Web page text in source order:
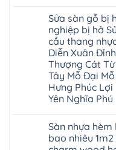
Ninh
hưng
yên
Lâm
Thao
Tam
Nông
hải
phòng
Thanh
Thủy
Tân
Bắc
Ninh
Gia
Lâm
Hà
Nam
Hà
Nội
Hưng
Yên
Đông
Anh
Nam
Định
Sóc
thanh
oai
ứng
hòa
long
biên
sài
gòn
đông
anh
sóc
sơn
đà
nẵng
thanh
Nội
Sửa
sàn
nhựa
giả
gỗ
Sửa
mặt
bậc
cầu
thang
nhựa
nhựa
composite
Phúc
Thọ
bình
luận
ở
Sửa
chữa
sàn
gỗ
tại
Hà
Nội
Sửa
sàn
nghiệp
tại
Hà
Sửa sàn gỗ bị
nghiệp bị hở
cầu thang
Diễn Xuân
Thượng Cát
Tây Mỗ Đại
Hưng Phúc
Yên Nghĩa
bình
luận
ở
Sàn nhựa
bao nhiêu